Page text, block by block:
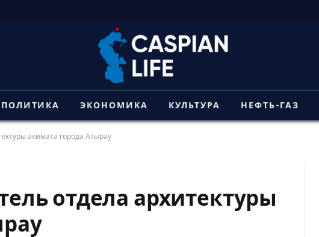
ПОЛИТИКА ЭКОНОМИКА КУЛЬТУРА НЕФТЬ-ГАЗ
акимата города Атырау
отдела архитектуры